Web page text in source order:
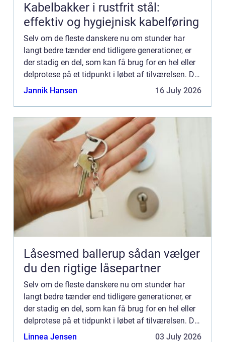
Kabelbakker i rustfrit stål:
effektiv og hygiejnisk kabelføring
Selv om de fleste danskere nu om stunder har
langt bedre tænder end tidligere generationer, er
der stadig en del, som kan få brug for en hel eller
delprotese på et tidpunkt i løbet af tilværelsen. Det
kan for eksempel være at man har beskadiget en
Jannik Hansen 16 July 2026
Låsesmed ballerup sådan vælger
du den rigtige låsepartner
Selv om de fleste danskere nu om stunder har
langt bedre tænder end tidligere generationer, er
der stadig en del, som kan få brug for en hel eller
delprotese på et tidpunkt i løbet af tilværelsen. Det
kan for eksempel være at man har beskadiget en
Linnea Jensen 03 July 2026